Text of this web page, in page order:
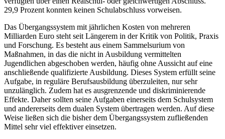
29,9 Prozent konnten keinen Schulabschluss vorweisen.
Das Übergangssystem mit jährlichen Kosten von mehreren
Milliarden Euro steht seit Längerem in der Kritik von Politik, Praxis
und Forschung. Es besteht aus einem Sammelsurium von
Maßnahmen, in das die nicht in Ausbildung vermittelten
Jugendlichen abgeschoben werden, häufig ohne Aussicht auf eine
anschließende qualifizierte Ausbildung. Dieses System erfüllt seine
Aufgabe, in reguläre Berufsausbildung überzuleiten, nur sehr
unzulänglich. Zudem hat es ausgrenzende und diskriminierende
Effekte. Daher sollten seine Aufgaben einerseits dem Schulsystem
und andererseits dem dualen System übertragen werden. Auf diese
Weise ließen sich die bisher dem Übergangssystem zufließenden
Mittel sehr viel effektiver einsetzen.